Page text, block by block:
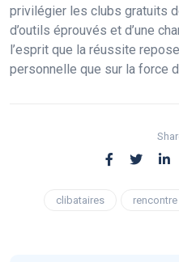
privilégier les clubs gratuits
d’outils éprouvés et d’une
l’esprit que la réussite
personnelle que sur la force
clibataires